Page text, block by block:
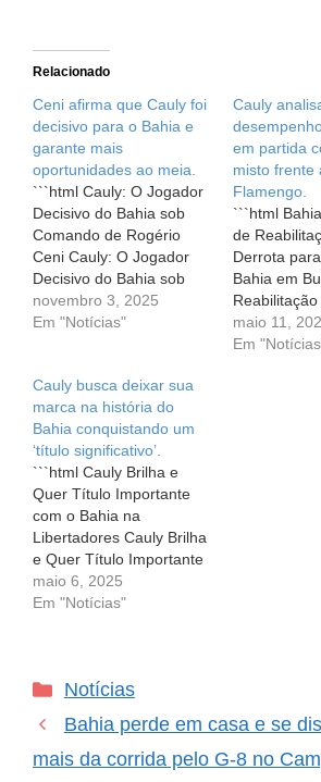
Relacionado
Ceni afirma que Cauly foi
decisivo para o Bahia e
garante mais
oportunidades ao meia.
```html Cauly: O Jogador
Decisivo do Bahia sob
Comando de Rogério
Ceni Cauly: O Jogador
Decisivo do Bahia sob
Comando de Rogério
Ceni No emocionante
ser uma fonte de grande
alegria e celebração. Na
última partida do Bahia
contra o Red…
novembro 3, 2025
Em "Notícias"
Cauly
em partida
misto frente
Flamengo.
```html
de
Derrota
Bahia em
Reabilitação
Derrota
O coração
maio 11,
Em
Cauly busca deixar sua
marca na história do
Bahia conquistando um
‘título significativo’.
```html Cauly Brilha e
Quer Título Importante
com o Bahia na
Libertadores Cauly Brilha
e Quer Título Importante
com o Bahia na
Libertadores O amor pelo
sonhos que se
jogada. E para o…
maio 6, 2025
Em "Notícias"
Categorias
Notícias
Bahia perde em casa e se
mais da corrida pelo G-8 no